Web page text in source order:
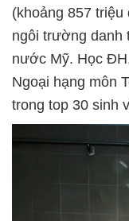
(khoảng 857
ngôi trường danh
nước Mỹ. Học
Ngoại hạng môn
trong top 30 sinh